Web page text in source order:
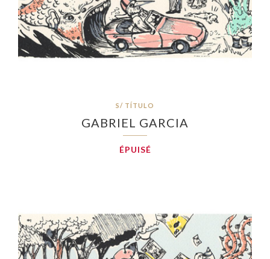
S/ TÍTULO
GABRIEL GARCIA
ÉPUISÉ